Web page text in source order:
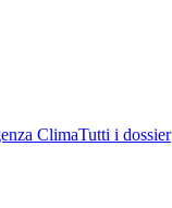
ClimaTutti i dossier